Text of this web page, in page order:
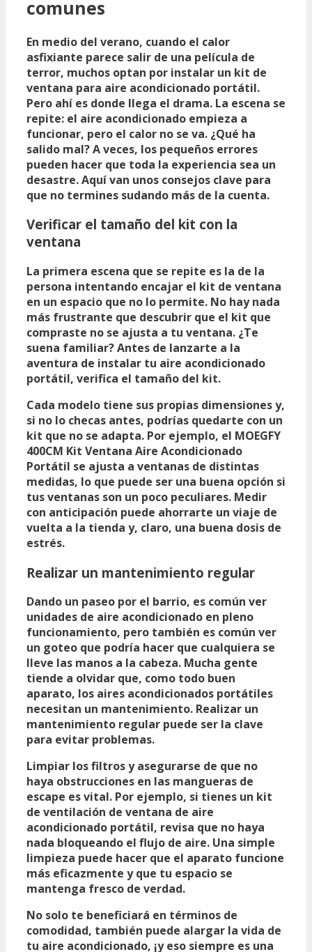
comunes
En medio del verano, cuando el calor
asfixiante parece salir de una película de
terror, muchos optan por instalar un kit de
ventana para aire acondicionado portátil.
Pero ahí es donde llega el drama. La escena se
repite: el aire acondicionado empieza a
funcionar, pero el calor no se va. ¿Qué ha
salido mal? A veces, los pequeños errores
pueden hacer que toda la experiencia sea un
desastre. Aquí van unos consejos clave para
que no termines sudando más de la cuenta.
Verificar el tamaño del kit con la
ventana
La primera escena que se repite es la de la
persona intentando encajar el kit de ventana
en un espacio que no lo permite. No hay nada
más frustrante que descubrir que el kit que
compraste no se ajusta a tu ventana. ¿Te
suena familiar? Antes de lanzarte a la
aventura de instalar tu aire acondicionado
portátil, verifica el tamaño del kit.
Cada modelo tiene sus propias dimensiones y,
si no lo checas antes, podrías quedarte con un
kit que no se adapta. Por ejemplo, el MOEGFY
400CM Kit Ventana Aire Acondicionado
Portátil se ajusta a ventanas de distintas
medidas, lo que puede ser una buena opción si
tus ventanas son un poco peculiares. Medir
con anticipación puede ahorrarte un viaje de
vuelta a la tienda y, claro, una buena dosis de
estrés.
Realizar un mantenimiento regular
Dando un paseo por el barrio, es común ver
unidades de aire acondicionado en pleno
funcionamiento, pero también es común ver
un goteo que podría hacer que cualquiera se
lleve las manos a la cabeza. Mucha gente
tiende a olvidar que, como todo buen
aparato, los aires acondicionados portátiles
necesitan un mantenimiento. Realizar un
mantenimiento regular puede ser la clave
para evitar problemas.
Limpiar los filtros y asegurarse de que no
haya obstrucciones en las mangueras de
escape es vital. Por ejemplo, si tienes un kit
de ventilación de ventana de aire
acondicionado portátil, revisa que no haya
nada bloqueando el flujo de aire. Una simple
limpieza puede hacer que el aparato funcione
más eficazmente y que tu espacio se
mantenga fresco de verdad.
No solo te beneficiará en términos de
comodidad, también puede alargar la vida de
tu aire acondicionado, ¡y eso siempre es una